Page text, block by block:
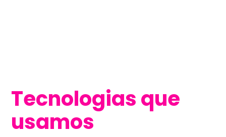
Tecnologias que
usamos